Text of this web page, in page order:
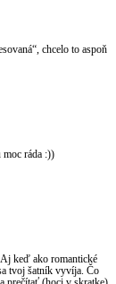
chcelo to aspoň
moc ráda :))
keď ako romantické
tvoj šatník vyvíja. Čo